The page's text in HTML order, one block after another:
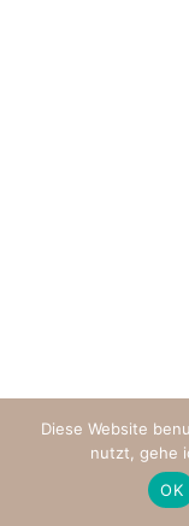
Diese Website
nutzt, gehe
OK